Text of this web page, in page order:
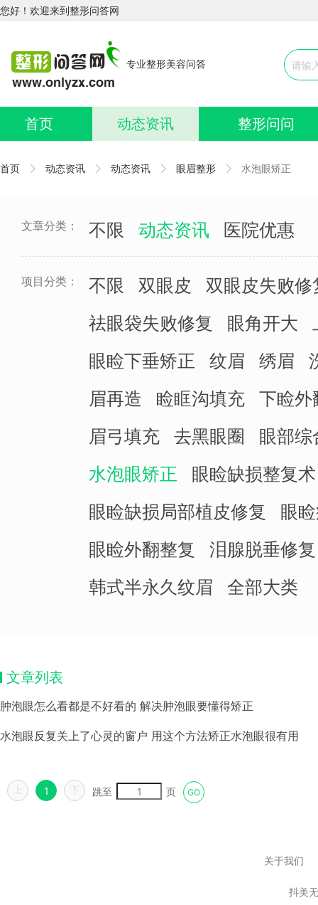
您好！欢迎来到整形问答网
专业整形美容问答
首页 动态资讯 整形问问
首页 动态资讯 动态资讯 眼眉整形 水泡眼矫正
文章分类： 不限 动态资讯 医院优惠
项目分类： 不限 双眼皮
双眼皮失败修
祛眼袋失败修复
眼角开大
眼睑下垂矫正
纹眉 绣眉
眉再造
睑眶沟填充
下睑外
眉弓填充
去黑眼圈
眼部综
水泡眼矫正
眼睑缺损整复术
眼睑缺损局部植皮修复
眼
眼睑外翻整复
泪腺脱垂修复
韩式半永久纹眉
全部大类
文章列表
肿泡眼怎么看都是不好看的 解决肿泡眼要懂得矫正
水泡眼反复关上了心灵的窗户 用这个方法矫正水泡眼很有用
1 下 跳至 页 GO
关于我们
抖美